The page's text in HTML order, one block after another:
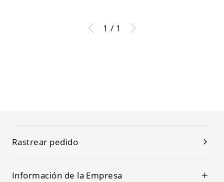
1 / 1
Rastrear pedido
Información de la Empresa